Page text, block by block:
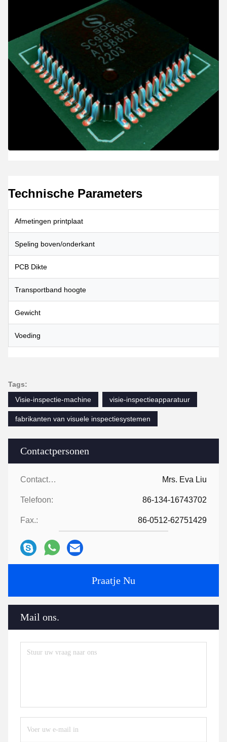
Contactpersonen
Contactpersonen: Mrs. Eva Liu
Telefoon: 86-134-16743702
Fax.: 86-0512-62751429
Praatje Nu
Mail ons.
Technische Parameters
Afmetingen printplaat
Speling boven/onderkant
PCB Dikte
Transportband hoogte
Gewicht
Voeding
Tags:
Visie-inspectie-machine
visie-inspectieapparatuur
fabrikanten van visuele inspectiesystemen